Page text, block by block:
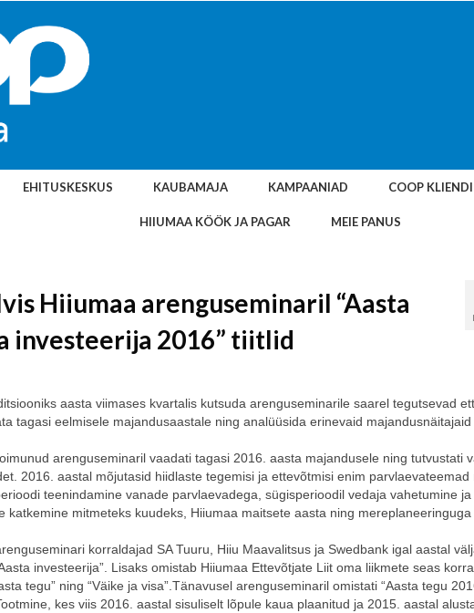
EHITUSKESKUS KAUBAMAJA KAMPAANIAD COOP
HIIUMAA KÖÖK JA PAGAR MEIE PANUS
Hiiumaa arenguseminaril “Aasta
investeerija 2016” tiitlid
aasta viimases kvartalis kutsuda arenguseminarile saarel tegutsevad
tagasi eelmisele majandusaastale ning analüüsida erinevaid
arenguseminaril vaadati tagasi 2016. aasta majandusele ning tutvustati
2016. aastal mõjutasid hiidlaste tegemisi ja ettevõtmisi enim parvlaevateemad
teenindamine vanade parvlaevadega, sügisperioodil vedaja vahetumine ja
katkemine mitmeteks kuudeks, Hiiumaa maitsete aasta ning
korraldajad SA Tuuru, Hiiu Maavalitsus ja Swedbank igal aastal
investeerija”. Lisaks omistab Hiiumaa Ettevõtjate Liit oma liikmete seas
tegu” ning “Väike ja visa”.Tänavusel arenguseminaril omistati “Aasta tegu
kes viis 2016. aastal sisuliselt lõpule kaua plaanitud ja 2015. aastal